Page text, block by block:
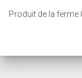
Produit de la ferme